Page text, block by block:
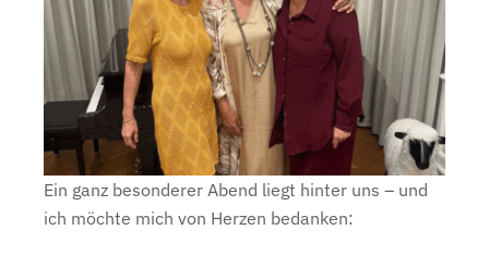
Ein ganz besonderer Abend liegt hinter uns – und
ich möchte mich von Herzen bedanken: